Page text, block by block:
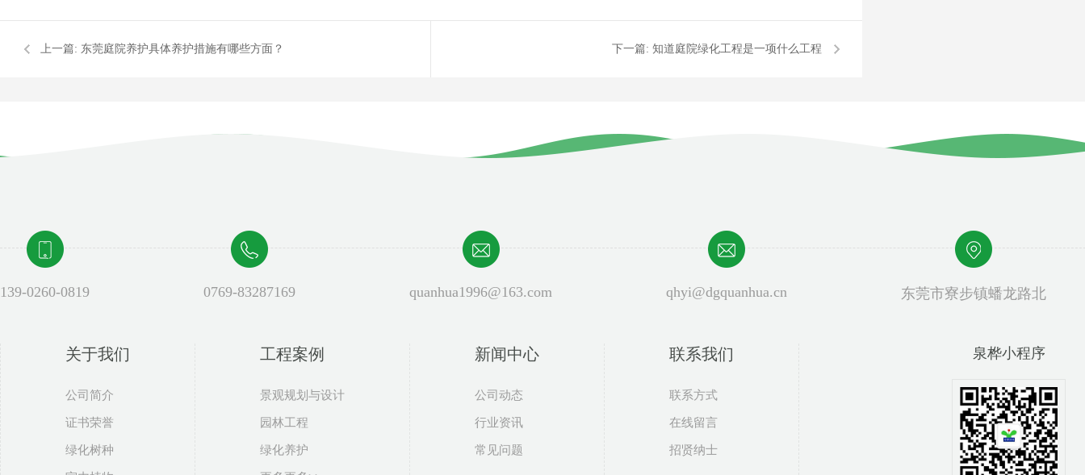
上一篇: 东莞庭院养护具体养护措施有哪些方面？ 下一篇: 知道庭院绿化工程是一项什么工程
139-0260-0819 0769-83287169 quanhua1996@163.com qhyi@dgquanhua.cn 东莞市寮步镇蟠龙路北
关于我们
公司简介
证书荣誉
绿化树种
工程案例
景观规划与设计
园林工程
绿化养护
新闻中心
公司动态
行业资讯
常见问题
联系我们
联系方式
在线留言
招贤纳士
泉桦手机站